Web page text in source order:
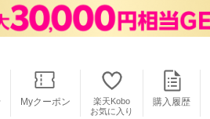
Myクーポン
楽天Kobo
お気に入り
購入履歴